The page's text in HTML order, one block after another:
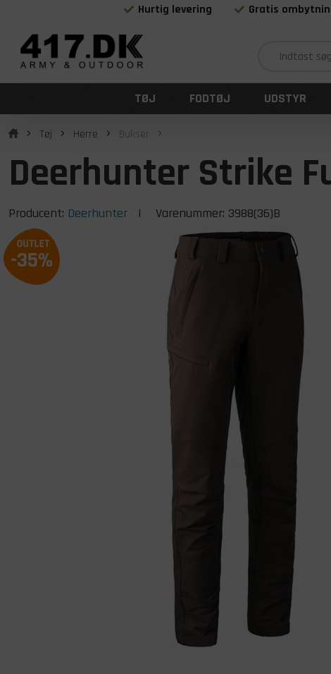
Hurtig levering Gratis
TØJ FODTØJ UDSTYR
Tøj Herre Bukser
Deerhunter Strike
Producent: Deerhunter | Varenummer: 3988(36)B
-35%